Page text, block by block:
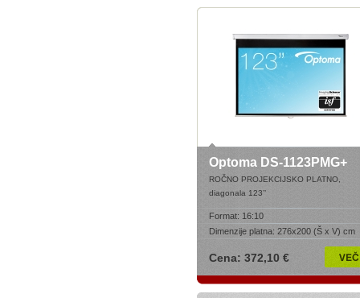
Optoma DS-1123PMG+
ROČNO PROJEKCIJSKO PLATNO,
diagonala 123’’
Format: 16:10
Dimenzije platna: 276x200 (Š x V) cm
Cena: 372,10 €